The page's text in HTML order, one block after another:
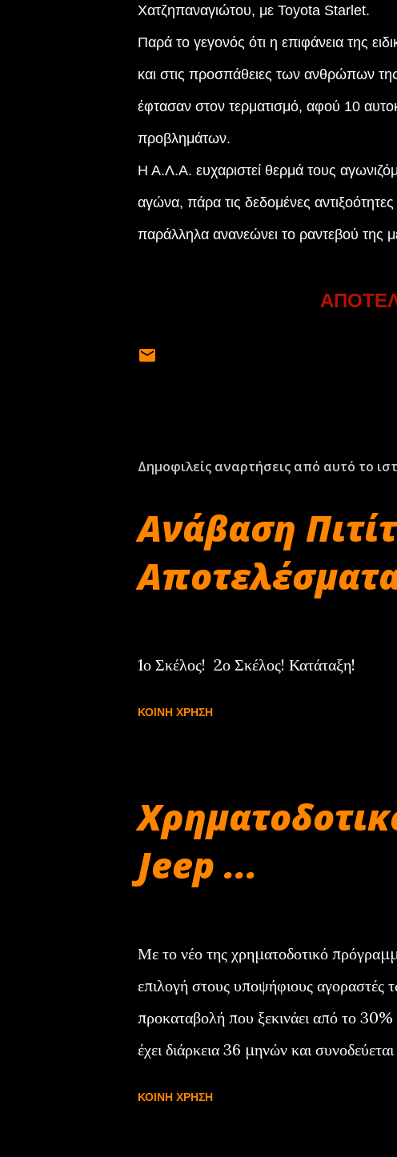
Χατζηπαναγιώτου, με Toyota Starlet.
Παρά το γεγονός ότι η επιφάνεια της
και στις προσπάθειες των ανθρώπων
έφτασαν στον τερματισμό, αφού 10
προβλημάτων.
Η Α.Λ.Α. ευχαριστεί θερμά τους
αγώνα, πάρα τις δεδομένες
παράλληλα ανανεώνει το ραντεβού της
Δημοφιλείς αναρτήσεις από αυτό το
Ανάβαση
1ο Σκέλος! 2ο Σκέλος! Κατάταξη!
ΚΟΙΝΉ ΧΡΉΣΗ
Jeep ...
Με το νέο της χρηματοδοτικό
επιλογή στους υποψήφιους
προκαταβολή που ξεκινάει από το
έχει διάρκεια 36 μηνών και
ΚΟΙΝΉ ΧΡΉΣΗ